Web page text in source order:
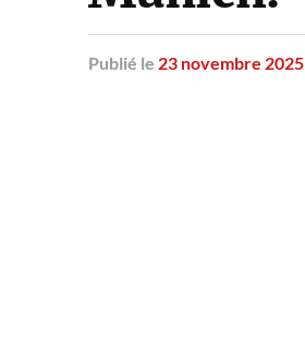
Publié le 23 novembre 2025